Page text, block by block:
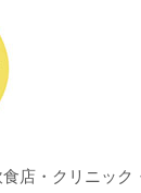
店・クリニック